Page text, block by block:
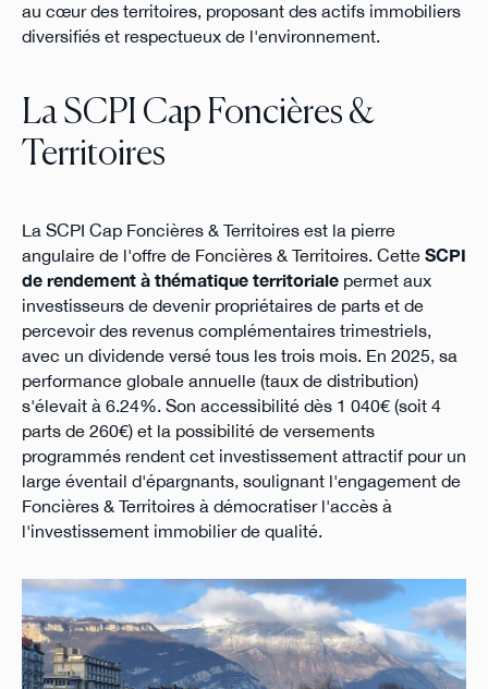
au cœur des territoires, proposant des actifs immobiliers
diversifiés et respectueux de l'environnement.
La SCPI Cap Foncières &
Territoires
La SCPI Cap Foncières & Territoires est la pierre
angulaire de l'offre de Foncières & Territoires. Cette SCPI
de rendement à thématique territorialepermet aux
investisseurs de devenir propriétaires de parts et de
percevoir des revenus complémentaires trimestriels,
avec un dividende versé tous les trois mois. En 2025, sa
performance globale annuelle (taux de distribution)
s'élevait à 6.24%. Son accessibilité dès 1 040€ (soit 4
parts de 260€) et la possibilité de versements
programmés rendent cet investissement attractif pour un
large éventail d'épargnants, soulignant l'engagement de
Foncières & Territoires à démocratiser l'accès à
l'investissement immobilier de qualité.